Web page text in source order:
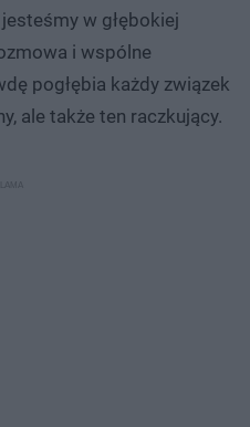
w głębokiej
i wspólne
pogłębia każdy związek
ale także ten raczkujący.